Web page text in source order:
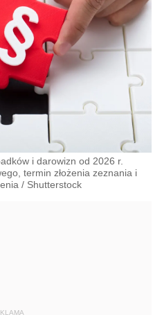
i darowizn od 2026 r.
termin złożenia zeznania i
/ Shutterstock